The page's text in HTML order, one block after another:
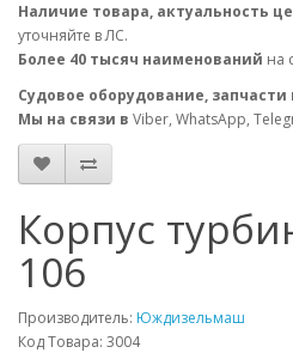
Наличие товара, актуальность
уточняйте в ЛС.
Более 40 тысяч наименований на
Судовое оборудование, запчасти
Мы на связи в Viber, WhatsApp,
Корпус
106
Производитель: Юждизельмаш
Код Товара: 3004